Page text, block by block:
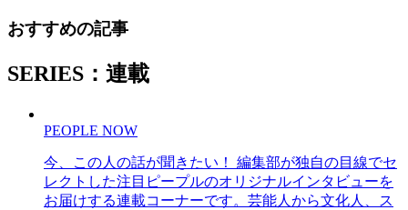
おすすめの記事
SERIES：連載
PEOPLE NOW
今、この人の話が聞きたい！ 編集部が独自の目線でセ
レクトした注目ピープルのオリジナルインタビューを
お届けする連載コーナーです。芸能人から文化人、ス